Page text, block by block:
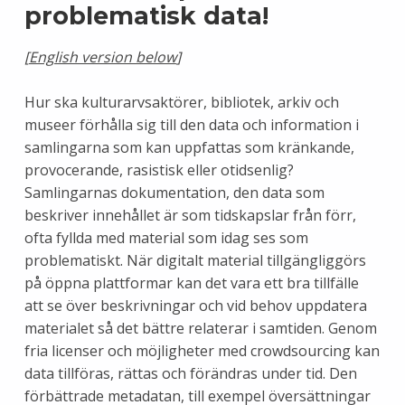
problematisk data!
[English version below]
Hur ska kulturarvsaktörer, bibliotek, arkiv och
museer förhålla sig till den data och information i
samlingarna som kan uppfattas som kränkande,
provocerande, rasistisk eller otidsenlig?
Samlingarnas dokumentation, den data som
beskriver innehållet är som tidskapslar från förr,
ofta fyllda med material som idag ses som
problematiskt. När digitalt material tillgängliggörs
på öppna plattformar kan det vara ett bra tillfälle
att se över beskrivningar och vid behov uppdatera
materialet så det bättre relaterar i samtiden. Genom
fria licenser och möjligheter med crowdsourcing kan
data tillföras, rättas och förändras under tid. Den
förbättrade metadatan, till exempel översättningar